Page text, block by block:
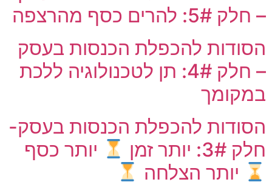
– חלק 5#: להרים כסף מהרצפה
הסודות להכפלת הכנסות בעסק
– חלק 4#: תן לטכנולוגיה ללכת
במקומך
הסודות להכפלת הכנסות בעסק-
חלק 3#: יותר זמן
יותר כסף
יותר הצלחה